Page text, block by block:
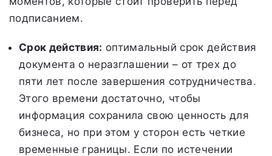
подписанием.
Срок действия: оптимальный срок действия
документа о неразглашении – от трех до
пяти лет после завершения сотрудничества.
Этого времени достаточно, чтобы
информация сохранила свою ценность для
бизнеса, но при этом у сторон есть четкие
временные границы. Если по истечении